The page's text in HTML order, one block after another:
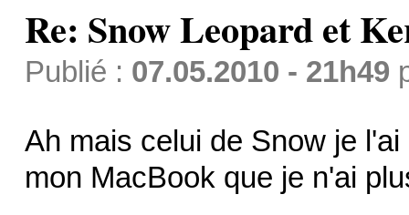
Re: Snow Leopard et
Publié : 07.05.2010 - 21h49
Ah mais celui de Snow je
mon MacBook que je n'ai